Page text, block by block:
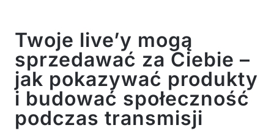
Twoje live’y mogą
sprzedawać za Ciebie –
jak pokazywać produkty
i budować społeczność
podczas transmisji